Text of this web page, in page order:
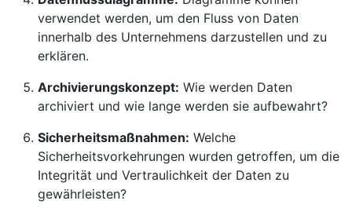
verwendet werden, um den Fluss von Daten
innerhalb des Unternehmens darzustellen und zu
erklären.
Archivierungskonzept: Wie werden Daten
archiviert und wie lange werden sie aufbewahrt?
Sicherheitsmaßnahmen: Welche
Sicherheitsvorkehrungen wurden getroffen, um die
Integrität und Vertraulichkeit der Daten zu
gewährleisten?